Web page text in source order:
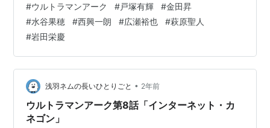
一般ドラマも多く手がけてる監督の初参加です。私が観
たことあるのはアノニマスですね。 ウルトラ怪獣シリー
ズ 178 パゴス バンダイ(BANDAI) Amazon [バンダイ
(BANDAI)] ウルトラ怪獣シリーズ 215 ネロンガ
(ULTRAMAN: RISING) バンダイ(BANDAI)…
#ウルトラマンアーク #戸塚有輝 #金田昇
#水谷果穂 #西興一朗 #広瀬裕也 #萩原聖人
#岩田栄慶
浅羽ネムの長いひとりごと • 2年前
ウルトラマンアーク第8話「インターネット・カ
ネゴン」